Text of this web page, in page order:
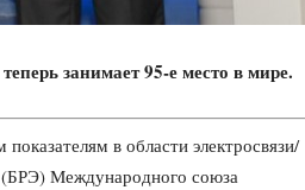
занимает 95-е место в мире.
в области электросвязи/
Международного союза